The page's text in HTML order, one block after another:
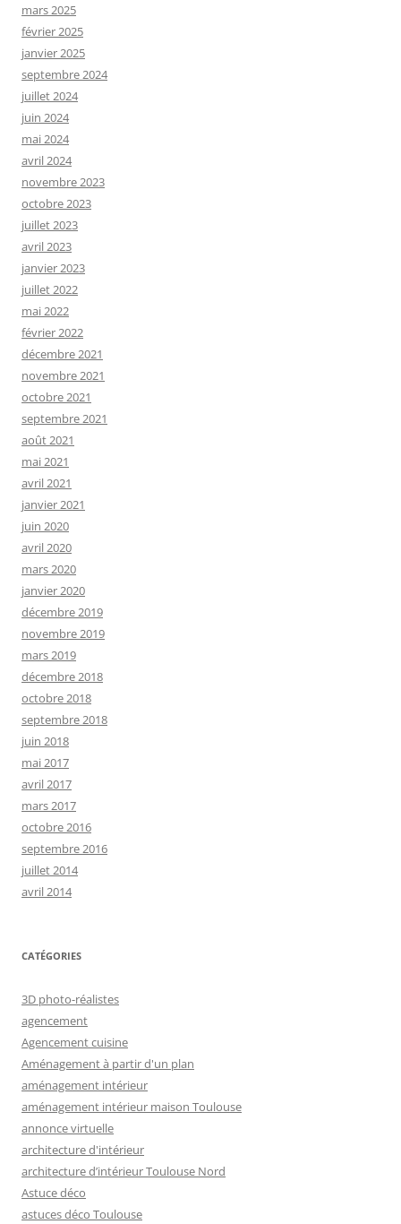
mars 2025
février 2025
janvier 2025
septembre 2024
juillet 2024
juin 2024
mai 2024
avril 2024
novembre 2023
octobre 2023
juillet 2023
avril 2023
janvier 2023
juillet 2022
mai 2022
février 2022
décembre 2021
novembre 2021
octobre 2021
septembre 2021
août 2021
mai 2021
avril 2021
janvier 2021
juin 2020
avril 2020
mars 2020
janvier 2020
décembre 2019
novembre 2019
mars 2019
décembre 2018
octobre 2018
septembre 2018
juin 2018
mai 2017
avril 2017
mars 2017
octobre 2016
septembre 2016
juillet 2014
avril 2014
CATÉGORIES
3D photo-réalistes
agencement
Agencement cuisine
Aménagement à partir d'un plan
aménagement intérieur
aménagement intérieur maison Toulouse
annonce virtuelle
architecture d'intérieur
architecture d’intérieur Toulouse Nord
Astuce déco
astuces déco Toulouse